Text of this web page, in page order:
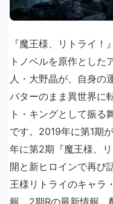
『魔王様、リトライ
トノベルを原作とした
人・大野晶が、自身の
バターのまま異世界に
ト・キングとして振る
です。2019年に第1期
年に第2期『魔王様、
開と新ヒロインで再び
王様リトライのキャラ